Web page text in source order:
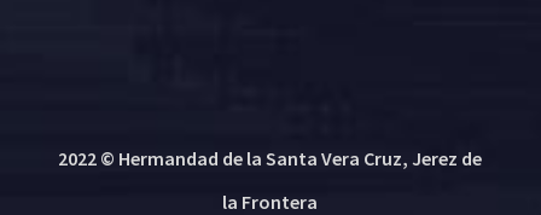
2022 © Hermandad de la Santa Vera Cruz, Jerez de
la Frontera